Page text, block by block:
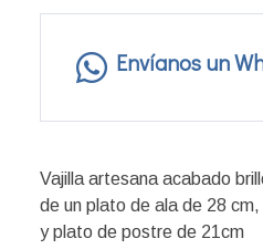
Envíanos un
Vajilla artesana acabado
de un plato de ala de 28
y plato de postre de 21cm